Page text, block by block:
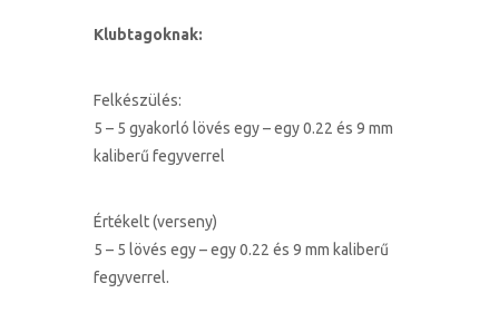
Klubtagoknak:
Felkészülés:
5 – 5 gyakorló lövés egy – egy 0.22 és 9 mm
kaliberű fegyverrel
Értékelt (verseny)
5 – 5 lövés egy – egy 0.22 és 9 mm kaliberű
fegyverrel.